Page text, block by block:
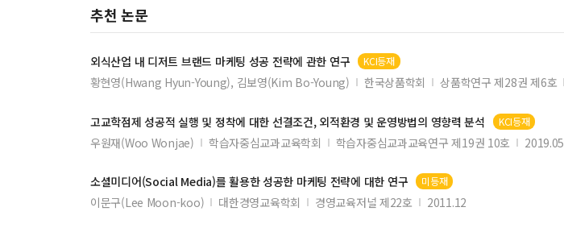
추천 논문
외식산업 내 디저트 브랜드 마케팅 성공 전략에 관한 연구 KCI등재
황현영(Hwang Hyun-Young), 김보영(Kim Bo-Young) 한국상품학회 상품학연구 제28권 제6호
고교학점제 성공적 실행 및 정착에 대한 선결조건, 외적환경 및 운영방법의 영향력 분석 KCI등재
우원재(Woo Wonjae) 학습자중심교과교육학회 학습자중심교과교육연구 제19권 10호 2019.05
소셜미디어(Social Media)를 활용한 성공한 마케팅 전략에 대한 연구 미등재
이문구(Lee Moon-koo) 대한경영교육학회 경영교육저널 제22호 2011.12